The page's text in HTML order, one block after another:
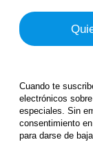
Cuando te
electrónicos
especiales. Sin
consentimiento
para darse de